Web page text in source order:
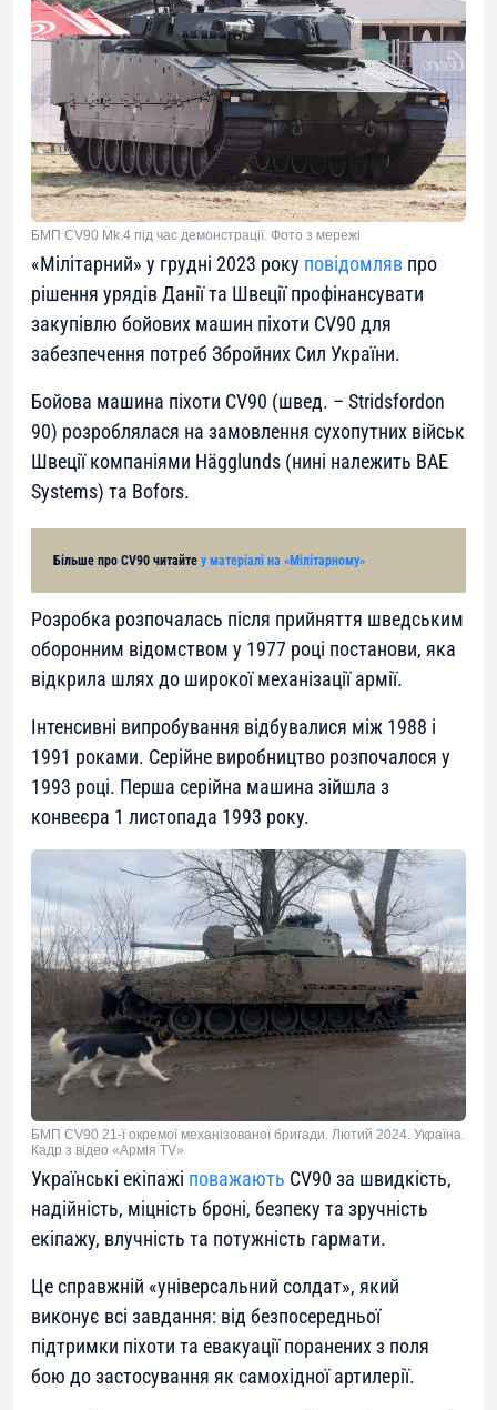
БМП CV90 Mk.4 під час демонстрації. Фото з мережі
«Мілітарний» у грудні 2023 року повідомляв про
рішення урядів Данії та Швеції профінансувати
закупівлю бойових машин піхоти CV90 для
забезпечення потреб Збройних Сил України.
Бойова машина піхоти CV90 (швед. – Stridsfordon
90) розроблялася на замовлення сухопутних військ
Швеції компаніями Hägglunds (нині належить BAE
Systems) та Bofors.
Більше про CV90 читайте у матеріалі на «Мілітарному»
Розробка розпочалась після прийняття шведським
оборонним відомством у 1977 році постанови, яка
відкрила шлях до широкої механізації армії.
Інтенсивні випробування відбувалися між 1988 і
1991 роками. Серійне виробництво розпочалося у
1993 році. Перша серійна машина зійшла з
конвеєра 1 листопада 1993 року.
БМП CV90 21-ї окремої механізованої бригади. Лютий 2024. Україна.
Кадр з відео «Армія TV»
Українські екіпажі поважають CV90 за швидкість,
надійність, міцність броні, безпеку та зручність
екіпажу, влучність та потужність гармати.
Це справжній «універсальний солдат», який
виконує всі завдання: від безпосередньої
підтримки піхоти та евакуації поранених з поля
бою до застосування як самохідної артилерії.